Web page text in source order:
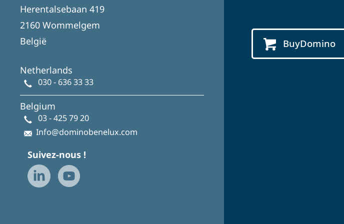
Herentalsebaan 419
2160 Wommelgem
België
Netherlands
030 - 636 33 33
Belgium
03 - 425 79 20
Info@dominobenelux.com
Suivez-nous !
BuyDomino